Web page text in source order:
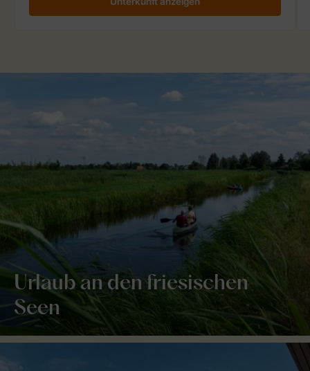
Urlaub an den friesischen
Seen